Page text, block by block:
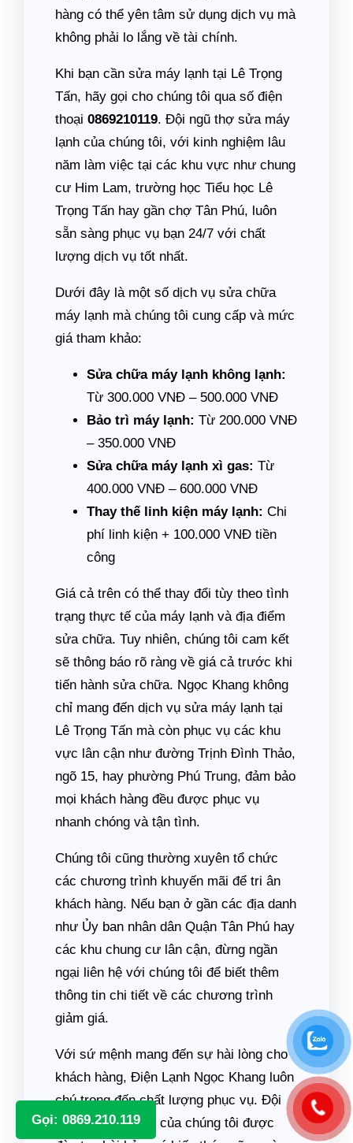
Gọi: 0869.210.119
hàng có thể yên tâm sử dụng dịch vụ mà
không phải lo lắng về tài chính.
Khi bạn cần sửa máy lạnh tại Lê Trọng
Tấn, hãy gọi cho chúng tôi qua số điện
thoại 0869210119. Đội ngũ thợ sửa máy
lạnh của chúng tôi, với kinh nghiệm lâu
năm làm việc tại các khu vực như chung
cư Him Lam, trường học Tiểu học Lê
Trọng Tấn hay gần chợ Tân Phú, luôn
sẵn sàng phục vụ bạn 24/7 với chất
lượng dịch vụ tốt nhất.
Dưới đây là một số dịch vụ sửa chữa
máy lạnh mà chúng tôi cung cấp và mức
giá tham khảo:
Sửa chữa máy lạnh không lạnh:
Từ 300.000 VNĐ – 500.000 VNĐ
Bảo trì máy lạnh: Từ 200.000 VNĐ
– 350.000 VNĐ
Sửa chữa máy lạnh xì gas: Từ
400.000 VNĐ – 600.000 VNĐ
Thay thế linh kiện máy lạnh: Chi
phí linh kiện + 100.000 VNĐ tiền
công
Giá cả trên có thể thay đổi tùy theo tình
trạng thực tế của máy lạnh và địa điểm
sửa chữa. Tuy nhiên, chúng tôi cam kết
sẽ thông báo rõ ràng về giá cả trước khi
tiến hành sửa chữa. Ngọc Khang không
chỉ mang đến dịch vụ sửa máy lạnh tại
Lê Trọng Tấn mà còn phục vụ các khu
vực lân cận như đường Trịnh Đình Thảo,
ngõ 15, hay phường Phú Trung, đảm bảo
mọi khách hàng đều được phục vụ
nhanh chóng và tận tình.
Chúng tôi cũng thường xuyên tổ chức
các chương trình khuyến mãi để tri ân
khách hàng. Nếu bạn ở gần các địa danh
như Ủy ban nhân dân Quận Tân Phú hay
các khu chung cư lân cận, đừng ngần
ngại liên hệ với chúng tôi để biết thêm
thông tin chi tiết về các chương trình
giảm giá.
Với sứ mệnh mang đến sự hài lòng cho
khách hàng, Điện Lạnh Ngọc Khang luôn
chú trọng đến chất lượng phục vụ. Đội
ngũ kỹ thuật viên của chúng tôi được